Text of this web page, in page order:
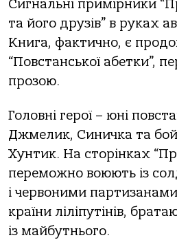
Сигнальні примірники
та його друзів” в руках
Книга, фактично, є
“Повстанської абетки”,
прозою.
Головні герої – юні
Джмелик, Синичка та
Хунтик. На сторінках
переможно воюють із
і червоними
країни ліліпутінів,
із майбутнього.